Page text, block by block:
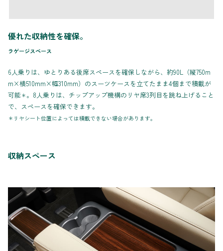
優れた収納性を確保。
ラゲージスペース
6人乗りは、ゆとりある後席スペースを確保しながら、約90L（縦750m
m×横510mm×幅310mm）のスーツケースを立てたまま4個まで積載が
可能＊。8人乗りは、チップアップ機構のリヤ席3列目を跳ね上げること
で、スペースを確保できます。
＊リヤシート位置によっては積載できない場合があります。
収納スペース